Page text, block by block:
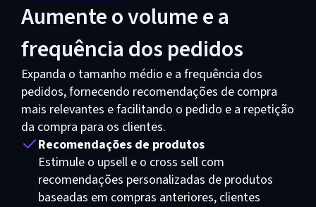
Aumente o volume e a
frequência dos pedidos
Expanda o tamanho médio e a frequência dos
pedidos, fornecendo recomendações de compra
mais relevantes e facilitando o pedido e a repetição
da compra para os clientes.
Recomendações de produtos
Estimule o upsell e o cross sell com
recomendações personalizadas de produtos
baseadas em compras anteriores, clientes